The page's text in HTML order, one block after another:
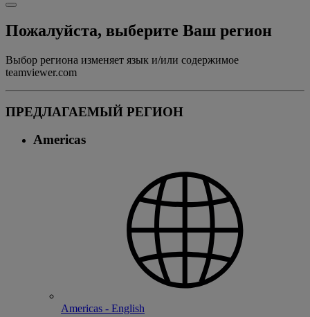
Пожалуйста, выберите Ваш регион
Выбор региона изменяет язык и/или содержимое
teamviewer.com
ПРЕДЛАГАЕМЫЙ РЕГИОН
Americas
Americas - English